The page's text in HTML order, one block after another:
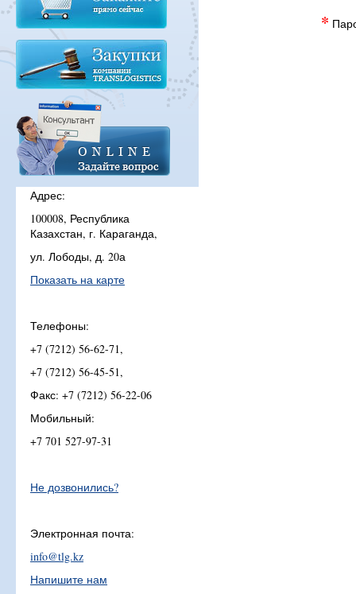
*
Адрес:
100008, Республика
Казахстан, г. Караганда,
ул. Лободы, д. 20а
Показать на карте
Телефоны:
+7 (7212) 56-62-71,
+7 (7212) 56-45-51,
Факс: +7 (7212) 56-22-06
Мобильный:
+7 701 527-97-31
Не дозвонились?
Электронная почта:
info@tlg.kz
Напишите нам